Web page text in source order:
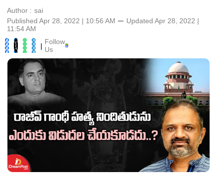
Author : sai
Published Apr 28, 2022 | 10:56 AM ⚊ Updated Apr 28, 2022 |
11:54 AM
| Follow
Us